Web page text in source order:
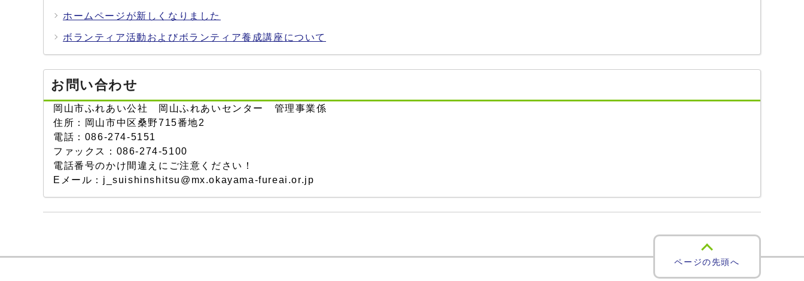
ホームページが新しくなりました
ボランティア活動およびボランティア養成講座について
お問い合わせ
岡山市ふれあい公社 岡山ふれあいセンター 管理事業係
住所：岡山市中区桑野715番地2
電話：086-274-5151
ファックス：086-274-5100
電話番号のかけ間違えにご注意ください！
Eメール：j_suishinshitsu@mx.okayama-fureai.or.jp
ページの先頭へ